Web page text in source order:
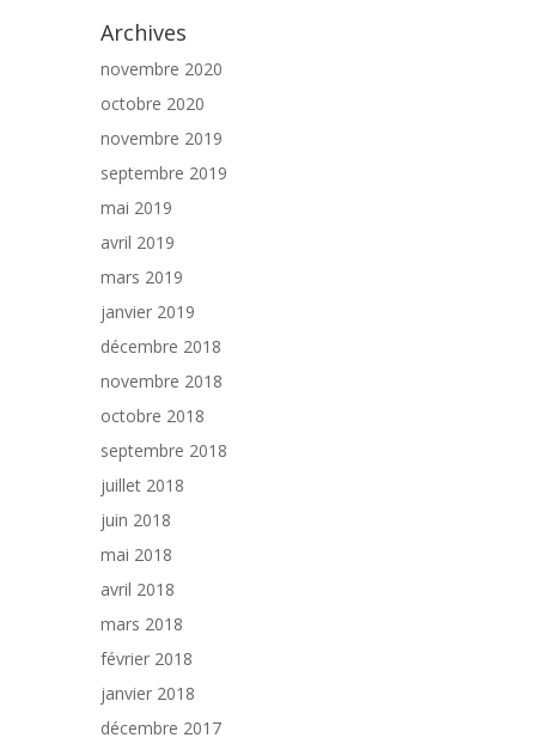
Archives
novembre 2020
octobre 2020
novembre 2019
septembre 2019
mai 2019
avril 2019
mars 2019
janvier 2019
décembre 2018
novembre 2018
octobre 2018
septembre 2018
juillet 2018
juin 2018
mai 2018
avril 2018
mars 2018
février 2018
janvier 2018
décembre 2017